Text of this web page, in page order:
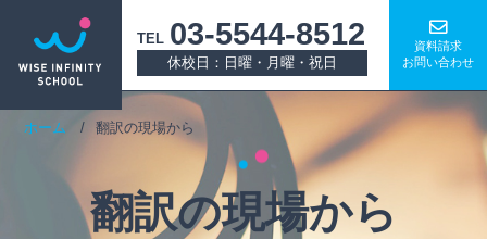
TEL 03-5544-8512
休校日：日曜・月曜・祝日
資料請求
お問い合わせ
ホーム 翻訳の現場から
翻訳の現場から